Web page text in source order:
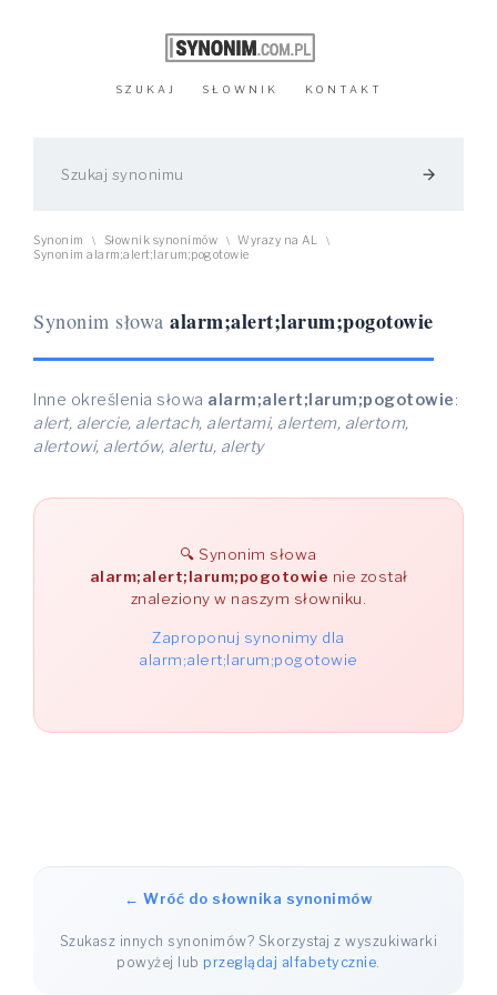
SZUKAJ SŁOWNIK KONTAKT
arrow_forward
Synonim \ Słownik synonimów \ Wyrazy na AL \
Synonim alarm;alert;larum;pogotowie
Synonim słowa alarm;alert;larum;pogotowie
Inne określenia słowa alarm;alert;larum;pogotowie:
alert, alercie, alertach, alertami, alertem, alertom,
alertowi, alertów, alertu, alerty
Synonim słowa
alarm;alert;larum;pogotowie nie został
znaleziony w naszym słowniku.
Zaproponuj synonimy dla
alarm;alert;larum;pogotowie
← Wróć do słownika synonimów
Szukasz innych synonimów? Skorzystaj z wyszukiwarki
powyżej lubprzeglądaj alfabetycznie.